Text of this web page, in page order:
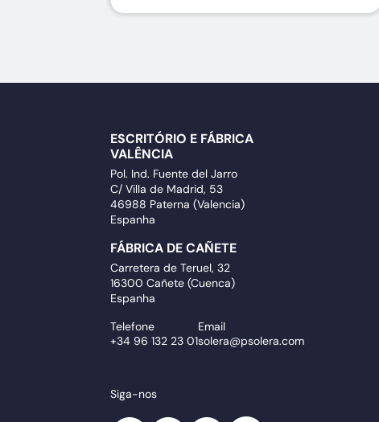
ESCRITÓRIO E FÁBRICA
VALÊNCIA
Pol. Ind. Fuente del Jarro
C/ Villa de Madrid, 53
46988 Paterna (Valencia)
Espanha
FÁBRICA DE CAÑETE
Carretera de Teruel, 32
16300 Cañete (Cuenca)
Espanha
Telefone
+34 96 132 23 01
Email
solera@psolera.com
Siga-nos